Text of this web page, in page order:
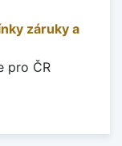
záruky a
pro ČR